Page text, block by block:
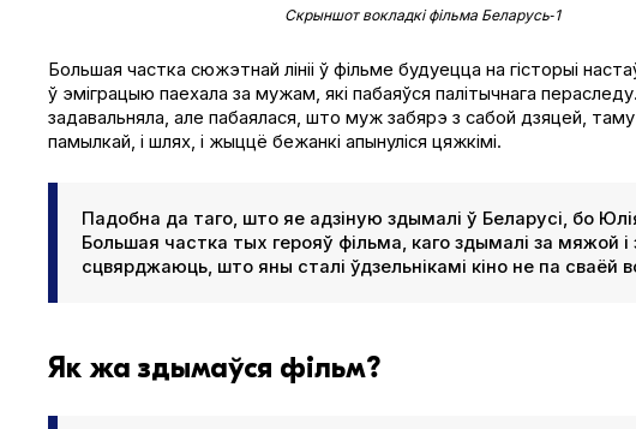
Скрыншот вокладкі фільма Беларусь‑1
Большая частка сюжэтнай лініі ў фільме будуецца на гісторыі
ў эміграцыю паехала за мужам, які пабаяўся палітычнага
задавальняла, але пабаялася, што муж забярэ з сабой дзяцей,
памылкай, і шлях, і жыццё бежанкі апынуліся цяжкімі.
Падобна да таго, што яе адзіную здымалі ў Беларусі, бо
Большая частка тых герояў фільма, каго здымалі за мяжой
сцвярджаюць, што яны сталі ўдзельнікамі кіно не па сваёй
Як жа здымаўся фільм?